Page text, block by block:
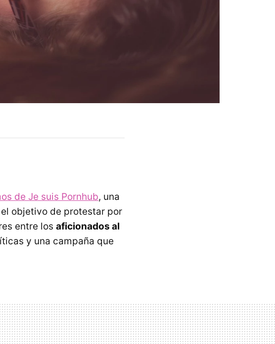
de Je suis Pornhub, una
objetivo de protestar por
entre los aficionados al
y una campaña que